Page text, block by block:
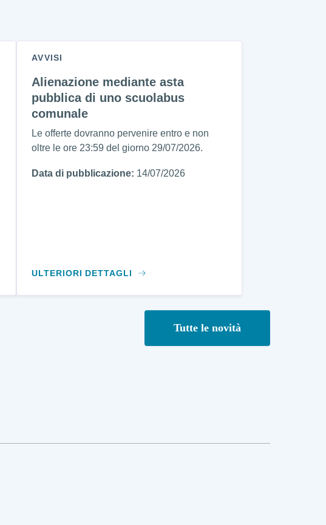
AVVISI
Alienazione mediante asta
pubblica di uno scuolabus
comunale
Le offerte dovranno pervenire entro e non
oltre le ore 23:59 del giorno 29/07/2026.
Data di pubblicazione: 14/07/2026
ULTERIORI DETTAGLI
Tutte le novità